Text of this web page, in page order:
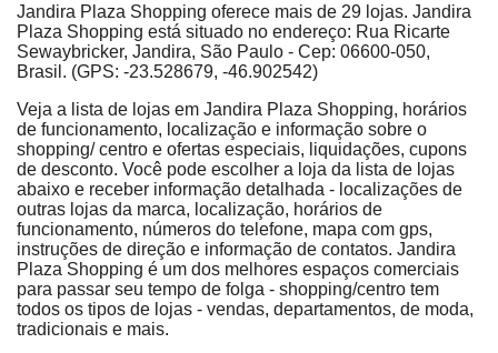
Jandira Plaza Shopping oferece mais de 29 lojas. Jandira
Plaza Shopping está situado no endereço: Rua Ricarte
Sewaybricker, Jandira, São Paulo - Cep: 06600-050,
Brasil. (GPS: -23.528679, -46.902542)
Veja a lista de lojas em Jandira Plaza Shopping, horários
de funcionamento, localização e informação sobre o
shopping/ centro e ofertas especiais, liquidações, cupons
de desconto. Você pode escolher a loja da lista de lojas
abaixo e receber informação detalhada - localizações de
outras lojas da marca, localização, horários de
funcionamento, números do telefone, mapa com gps,
instruções de direção e informação de contatos. Jandira
Plaza Shopping é um dos melhores espaços comerciais
para passar seu tempo de folga - shopping/centro tem
todos os tipos de lojas - vendas, departamentos, de moda,
tradicionais e mais.